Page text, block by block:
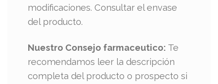
modificaciones. Consultar el envase
del producto.
Nuestro Consejo farmaceutico: Te
recomendamos leer la descripción
completa del producto o prospecto si